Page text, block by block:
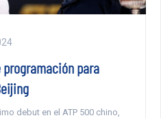
para
debut en el ATP 500 chino,